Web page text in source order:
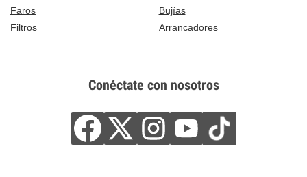
Faros
Bujías
Filtros
Arrancadores
Conéctate con nosotros